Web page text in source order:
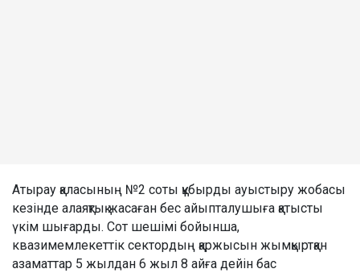
Атырау қаласының №2 соты құбырды ауыстыру жобасы
кезінде алаяқтық жасаған бес айыпталушыға қатысты
үкім шығарды. Сот шешімі бойынша,
квазимемлекеттік сектордың қаржысын жымқыртқан
азаматтар 5 жылдан 6 жыл 8 айға дейін бас